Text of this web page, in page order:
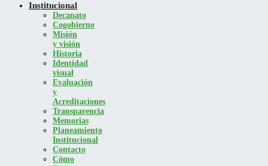
Institucional
Decanato
Cogobierno
Misión
y visión
Historia
Identidad
visual
Evaluación
y
Acreditaciones
Transparencia
Memorias
Planeamiento
Institucional
Contacto
Cómo